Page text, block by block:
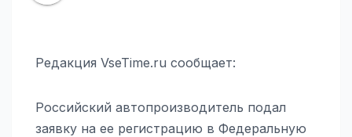
Редакция VseTime.ru сообщает:
Российский автопроизводитель подал
заявку на ее регистрацию в Федеральную